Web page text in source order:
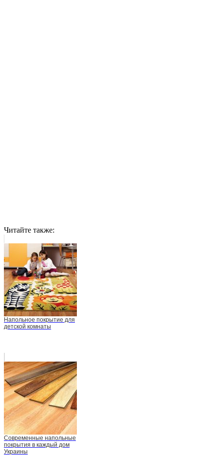
Читайте также:
Напольное покрытие для
детской комнаты
Современные напольные
покрытия в каждый дом
Украины